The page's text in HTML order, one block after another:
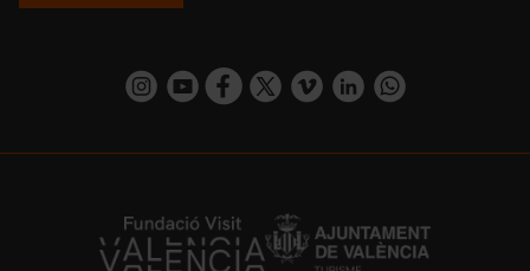
https://www.instagram.com/visit_valencia/
https://www.youtube.com/user/
https://www.facebook.com/
https://twitter.com/
https://vimeo.com/
https://www.linkedin.com/company/turismo-valencia/https://api.whatsapp.com/send/
https://fundacion.visitvalencia.com/